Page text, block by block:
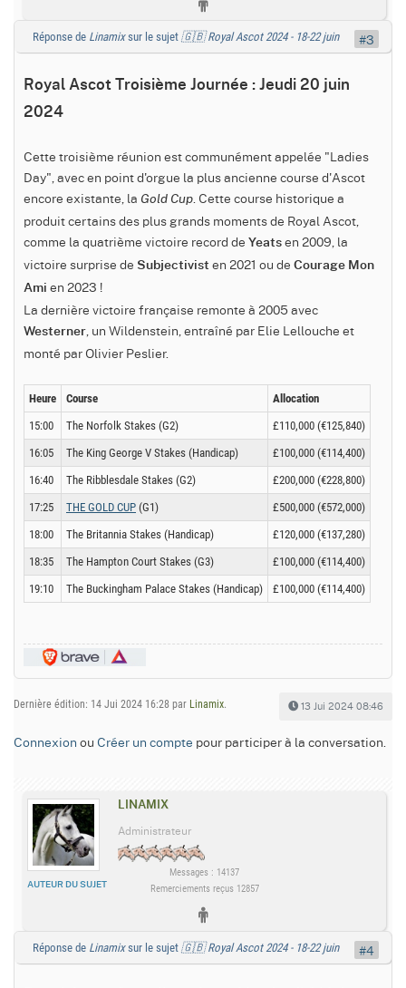
Réponse de Linamixsur le sujet 🇬🇧 Royal Ascot 2024 - 18-22 juin
Royal Ascot Troisième Journée : Jeudi 20 juin
2024
Cette troisième réunion est communément appelée "Ladies
Day", avec en point d'orgue la plus ancienne course d'Ascot
encore existante, la Gold Cup. Cette course historique a
produit certains des plus grands moments de Royal Ascot,
comme la quatrième victoire record de Yeats en 2009, la
victoire surprise de Subjectivist en 2021 ou de Courage Mon
Ami en 2023 !
La dernière victoire française remonte à 2005 avec
Westerner, un Wildenstein, entraîné par Elie Lellouche et
monté par Olivier Peslier.
Heure Course
Allocation
15:00
The Norfolk Stakes (G2)
£110,000 (€125,840)
16:05
The King George V Stakes (Handicap)
£100,000 (€114,400)
16:40
The Ribblesdale Stakes (G2)
£200,000 (€228,800)
17:25
THE GOLD CUP (G1)
£500,000 (€572,000)
18:00
The Britannia Stakes (Handicap)
£120,000 (€137,280)
18:35
The Hampton Court Stakes (G3)
£100,000 (€114,400)
19:10
The Buckingham Palace Stakes (Handicap) £100,000 (€114,400)
Dernière édition: 14 Jui 2024 16:28 par Linamix. 13 Jui 2024 08:46
#3
Connexion ou Créer un compte pour participer à la conversation.
LINAMIX
AUTEUR DU SUJET
Administrateur
Messages : 14137
Remerciements reçus 12857
Réponse de Linamixsur le sujet 🇬🇧 Royal Ascot 2024 - 18-22 juin #4